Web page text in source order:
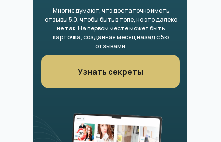
Многие думают, что достаточно иметь
отзывы 5.0, чтобы быть в топе, но это далеко
не так. На первом месте может быть
карточка, созданная месяц назад с 5ю
отзывами.
Узнать секреты